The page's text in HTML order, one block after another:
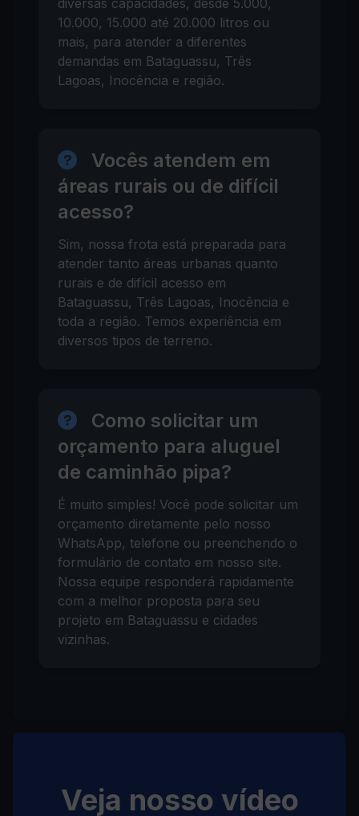
diversas capacidades, desde 5.000,
10.000, 15.000 até 20.000 litros ou
mais, para atender a diferentes
demandas em Bataguassu, Três
Lagoas, Inocência e região.
Vocês atendem em
áreas rurais ou de difícil
acesso?
Sim, nossa frota está preparada para
atender tanto áreas urbanas quanto
rurais e de difícil acesso em
Bataguassu, Três Lagoas, Inocência e
toda a região. Temos experiência em
diversos tipos de terreno.
Como solicitar um
orçamento para aluguel
de caminhão pipa?
É muito simples! Você pode solicitar um
orçamento diretamente pelo nosso
WhatsApp, telefone ou preenchendo o
formulário de contato em nosso site.
Nossa equipe responderá rapidamente
com a melhor proposta para seu
projeto em Bataguassu e cidades
vizinhas.
Veja nosso vídeo